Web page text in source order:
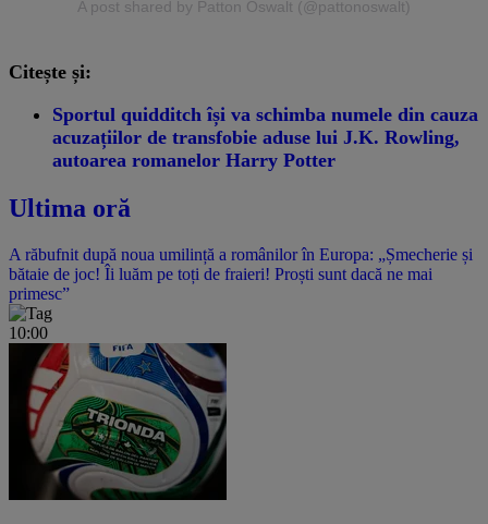
A post shared by Patton Oswalt (@pattonoswalt)
Citește și:
Sportul quidditch își va schimba numele din cauza
acuzațiilor de transfobie aduse lui J.K. Rowling,
autoarea romanelor Harry Potter
Ultima oră
A răbufnit după noua umilință a românilor în Europa: „Șmecherie și
bătaie de joc! Îi luăm pe toți de fraieri! Proști sunt dacă ne mai
primesc”
10:00